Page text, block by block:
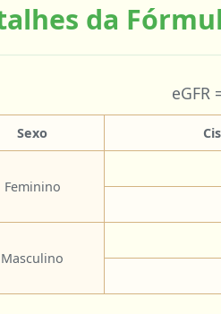
da
eGFR
Sexo
Feminino
Masculino